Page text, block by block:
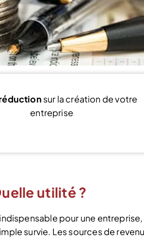
sur la création de votre
entreprise
utilité ?
pour une
survie. Les sources de